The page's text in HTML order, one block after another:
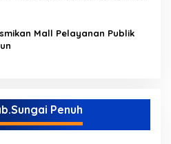
Mall Pelayanan Publik
Penuh